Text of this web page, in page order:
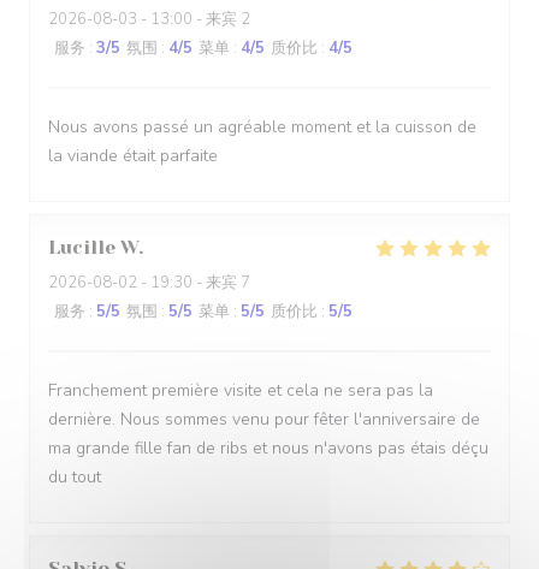
2026-08-03 - 13:00 - 来宾 2
服务 : 3/5 氛围 : 4/5 菜单 : 4/5 质价比 : 4/5
Nous avons passé un agréable moment et la cuisson de
la viande était parfaite
Lucille W
2026-08-02 - 19:30 - 来宾 7
服务 : 5/5 氛围 : 5/5 菜单 : 5/5 质价比 : 5/5
Franchement première visite et cela ne sera pas la
dernière. Nous sommes venu pour fêter l'anniversaire de
ma grande fille fan de ribs et nous n'avons pas étais déçu
du tout